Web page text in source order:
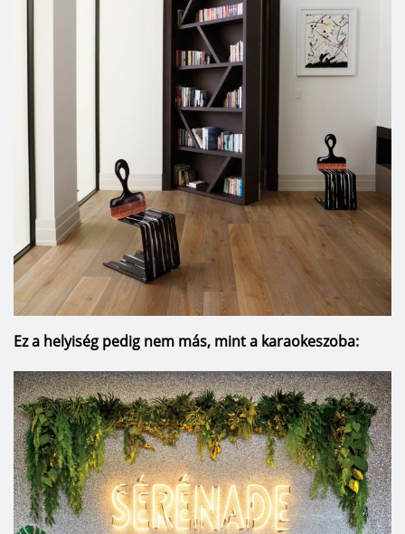
Ez a helyiség pedig nem más, mint a karaokeszoba: